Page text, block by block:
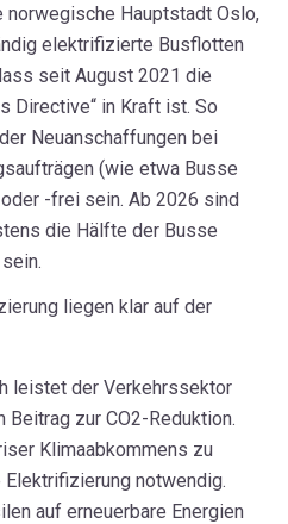
norwegische Hauptstadt Oslo,
elektrifizierte Busflotten
seit August 2021 die
Directive“ in Kraft ist. So
Neuanschaffungen bei
(wie etwa Busse
-frei sein. Ab 2026 sind
die Hälfte der Busse
liegen klar auf der
leistet der Verkehrssektor
Beitrag zur CO2-Reduktion.
Klimaabkommens zu
notwendig.
auf erneuerbare Energien